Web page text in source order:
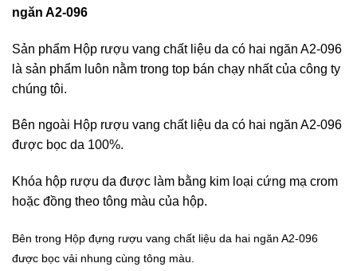
ngăn A2-096
Sản phẩm Hộp rượu vang chất liệu da có hai ngăn A2-096
là sản phẩm luôn nằm trong top bán chạy nhất của công ty
chúng tôi.
Bên ngoài Hộp rượu vang chất liệu da có hai ngăn A2-096
được bọc da 100%.
Khóa hộp rượu da được làm bằng kim loại cứng mạ crom
hoặc đồng theo tông màu của hộp.
Bên trong Hộp đựng rượu vang chất liệu da hai ngăn A2-096
được bọc vải nhung cùng tông màu.